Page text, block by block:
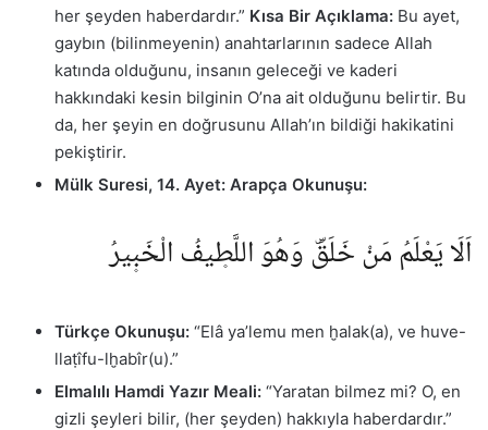
her şeyden haberdardır.” Kısa Bir Açıklama: Bu ayet,
gaybın (bilinmeyenin) anahtarlarının sadece Allah
katında olduğunu, insanın geleceği ve kaderi
hakkındaki kesin bilginin O’na ait olduğunu belirtir. Bu
da, her şeyin en doğrusunu Allah’ın bildiği hakikatini
pekiştirir.
Mülk Suresi, 14. Ayet: Arapça Okunuşu:
اَلَا يَعْلَمُ مَنْ خَلَقَۜ وَهُوَ اللَّط۪يفُ الْخَب۪يرُ
Türkçe Okunuşu: “Elâ ya’lemu men ḫalak(a), ve huve-
llaṭîfu-lḫabîr(u).”
Elmalılı Hamdi Yazır Meali: “Yaratan bilmez mi? O, en
gizli şeyleri bilir, (her şeyden) hakkıyla haberdardır.”